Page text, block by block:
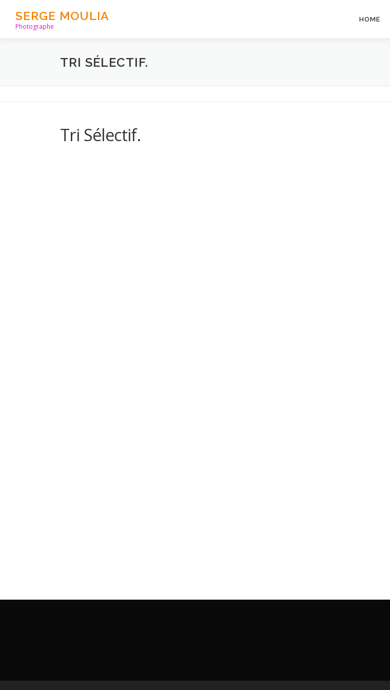
contenu
SERGE MOULIA
Photographe
HOME
TRI SÉLECTIF.
Tri Sélectif.